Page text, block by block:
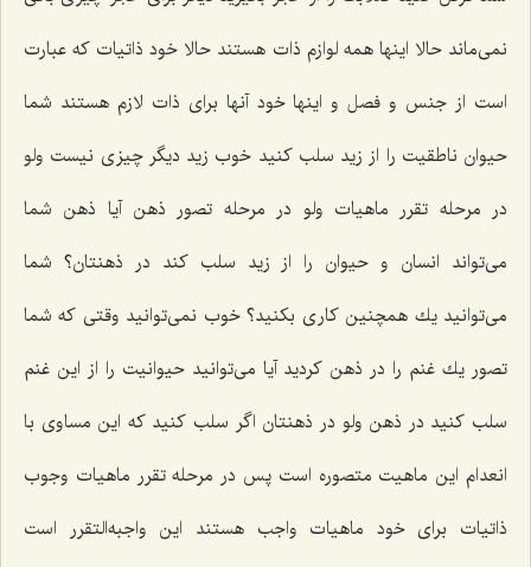
نمى‌ماند حالا اینها همه لوازم ذات هستند حالا خود ذاتیات كه عبارت
است از جنس و فصل و اینها خود آنها براى ذات لازم هستند شما
حیوان ناطقیت را از زید سلب كنید خوب زید دیگر چیزى نیست ولو
در مرحله تقرر ماهیات ولو در مرحله تصور ذهن آیا ذهن شما
مى‌تواند انسان و حیوان را از زید سلب كند در ذهنتان؟ شما
مى‌توانید یك همچنین كارى بكنید؟ خوب نمى‌توانید وقتى كه شما
تصور یك غنم را در ذهن كردید آیا مى‌توانید حیوانیت را از این غنم
سلب كنید در ذهن ولو در ذهنتان اگر سلب كنید كه این مساوى با
انعدام این ماهیت متصوره است پس در مرحله تقرر ماهیات وجوب
ذاتیات براى خود ماهیات واجب هستند این واجبه‌التقرر است